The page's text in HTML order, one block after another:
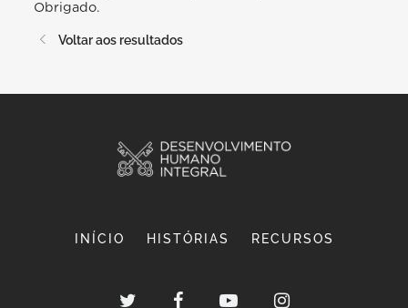
Obrigado.
Voltar aos resultados
INÍCIO HISTÓRIAS RECURSOS